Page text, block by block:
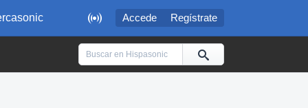
 Accede Regístrate